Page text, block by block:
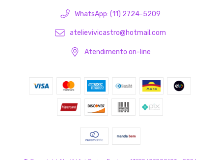
WhatsApp: (11) 2724-5209
atelievivicastro@hotmail.com
Atendimento on-line